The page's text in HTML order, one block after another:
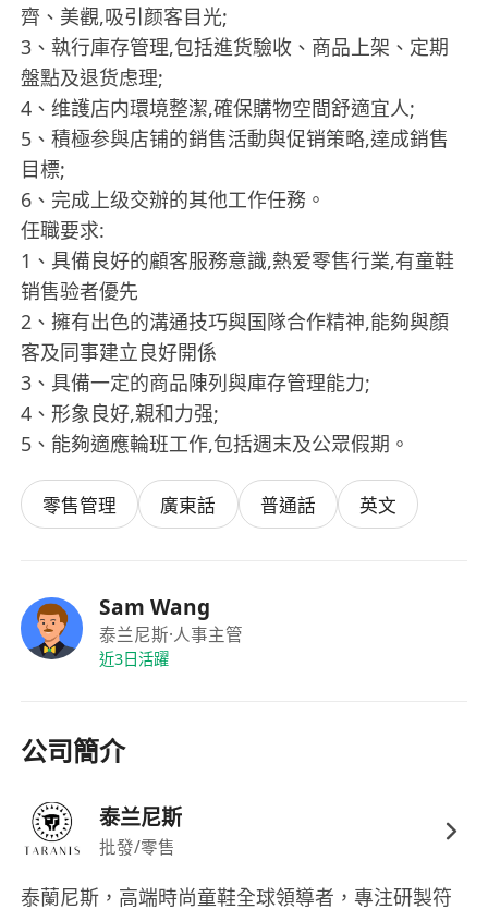
齊、美觀,吸引颜客目光;
3、執行庫存管理,包括進货驗收、商品上架、定期
盤點及退货虑理;
4、维護店内環境整潔,確保購物空間舒適宜人;
5、積極参與店铺的銷售活動與促销策略,達成銷售
目標;
6、完成上级交辦的其他工作任務。
任職要求:
1、具備良好的顧客服務意識,熱爱零售行業,有童鞋
销售验者優先
2、擁有出色的溝通技巧與国隊合作精神,能夠與顏
客及同事建立良好開係
3、具備一定的商品陳列與庫存管理能力;
4、形象良好,親和力强;
5、能夠適應輪班工作,包括週末及公眾假期。
零售管理 廣東話 普通話 英文
Sam Wang
泰兰尼斯·人事主管
近3日活躍
公司簡介
泰兰尼斯
批發/零售
泰蘭尼斯，高端時尚童鞋全球領導者，專注研製符